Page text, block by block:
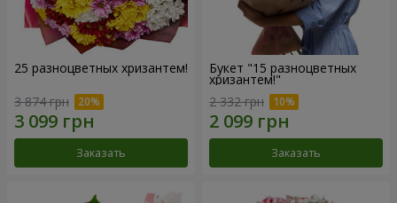
25 разноцветных хризантем!
3 874 грн
Заказать
Букет "15 разноцветных
хризантем!"
2 332 грн
Заказать